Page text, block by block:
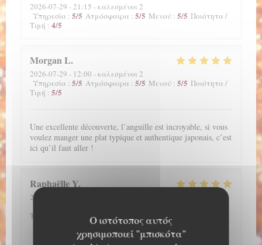
Ο ιστότοπος αυτός
χρησιμοποιεί "μπισκότα"
2026-07-29 - 21:15 - καλεσμένοι 2
Υπηρεσία : 5/5 Ατμόσφαιρα : 5/5 Μενού : 5/5 Ποιότητα /
Τιμή : 4/5
MorganL
2026-07-29 - 12:00 - καλεσμένοι 2
Υπηρεσία : 5/5 Ατμόσφαιρα : 5/5 Μενού : 5/5 Ποιότητα /
Τιμή : 5/5
Une excellente découverte, l’anguille est incroyable, si vous
voulez manger une plat typique et authentique japonais, c’est
ici qu’il faut aller !
RaphaëlleY
2026-07-28
Τιμή